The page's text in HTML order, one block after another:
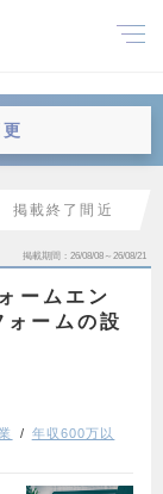
掲載終了間近
掲載期間 26/08/08～26/08/21
ームエン
ームの設
年収600万以